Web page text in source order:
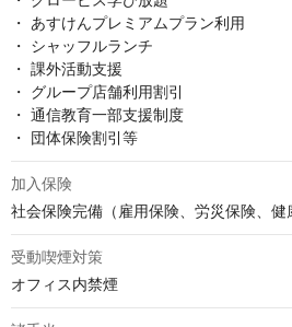
・ あすけんプレミアムプラン利用
・ シャッフルランチ
・ 課外活動支援
・ グループ店舗利用割引
・ 通信教育一部支援制度
・ 団体保険割引等
加入保険
社会保険完備（雇用保険、労災保険、健
受動喫煙対策
オフィス内禁煙